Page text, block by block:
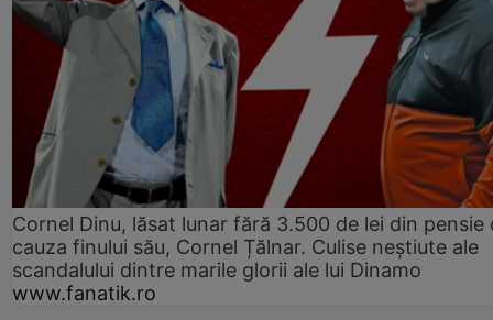
Cornel Dinu, lăsat lunar fără 3.500 de lei din pensie
cauza finului său, Cornel Țălnar. Culise neștiute ale
scandalului dintre marile glorii ale lui Dinamo
www.fanatik.ro